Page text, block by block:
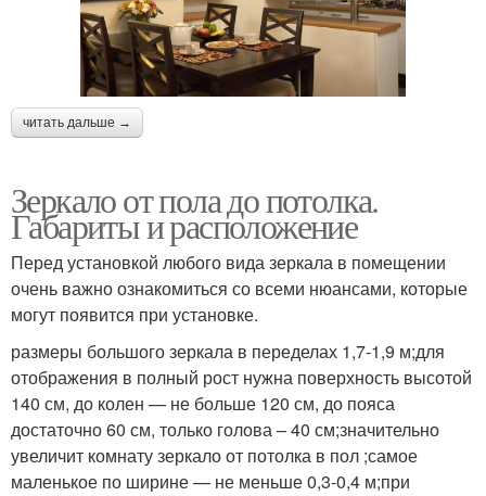
читать дальше →
Зеркало от пола до потолка.
Габариты и расположение
Перед установкой любого вида зеркала в помещении
очень важно ознакомиться со всеми нюансами, которые
могут появится при установке.
размеры большого зеркала в переделах 1,7-1,9 м;для
отображения в полный рост нужна поверхность высотой
140 см, до колен — не больше 120 см, до пояса
достаточно 60 см, только голова – 40 см;значительно
увеличит комнату зеркало от потолка в пол ;самое
маленькое по ширине — не меньше 0,3-0,4 м;при